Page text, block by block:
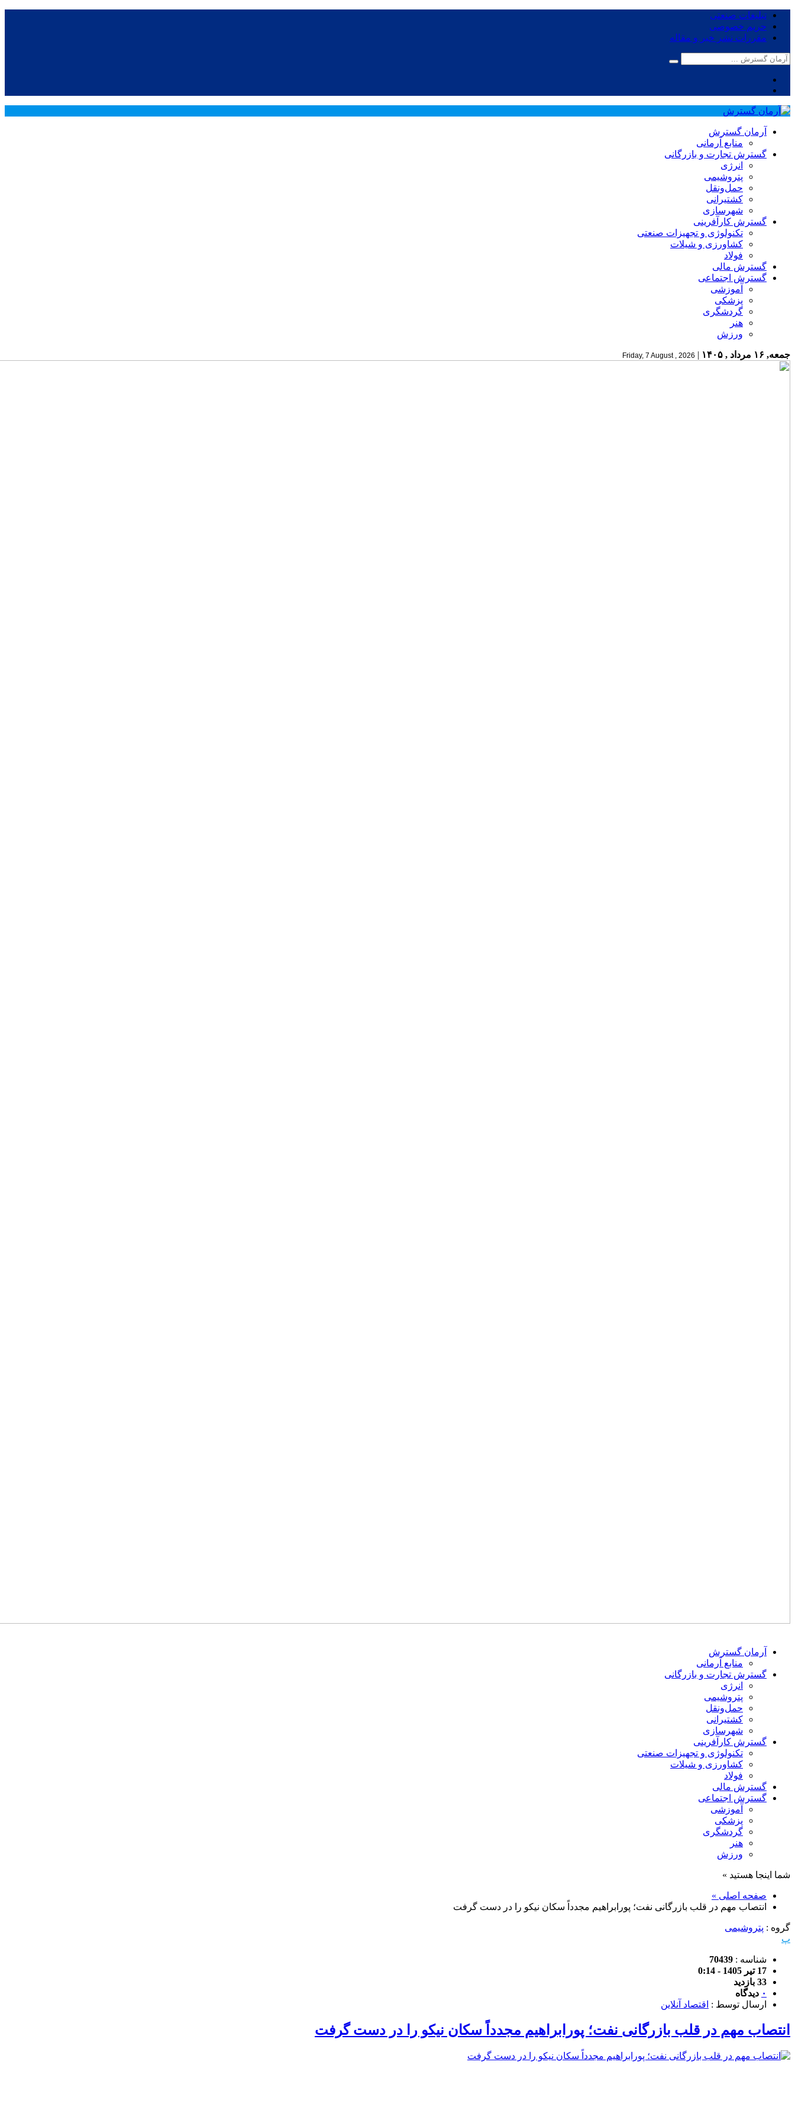
تبلیغات صنعتی
حریم خصوصی
مقررات نشر خبر و مقاله
آرمان گسترش
منابع آرمانی
گسترش تجارت و بازرگانی
انرژی
پتروشیمی
حمل‌و‌نقل
کشتیرانی
شهرسازی
گسترش کارآفرینی
تکنولوژی و تجهیزات صنعتی
کشاورزی و شیلات
فولاد
گسترش مالی
گسترش اجتماعی
آموزشی
پزشکی
گردشگری
هنر
ورزش
جمعه, ۱۶ مرداد , ۱۴۰۵ |
Friday, 7 August , 2026
آرمان گسترش
منابع آرمانی
گسترش تجارت و بازرگانی
انرژی
پتروشیمی
حمل‌و‌نقل
کشتیرانی
شهرسازی
گسترش کارآفرینی
تکنولوژی و تجهیزات صنعتی
کشاورزی و شیلات
فولاد
گسترش مالی
گسترش اجتماعی
آموزشی
پزشکی
گردشگری
هنر
ورزش
شما اینجا هستید »
صفحه اصلی »
انتصاب مهم در قلب بازرگانی نفت؛ پورابراهیم مجدداً سکان نیکو را در دست گرفت
گروه : پتروشیمی
پ
شناسه : 70439
17 تیر 1405 - 0:14
33 بازدید
۰ دیدگاه
ارسال توسط : اقتصاد آنلاین
انتصاب مهم در قلب بازرگانی نفت؛ پورابراهیم مجدداً سکان نیکو را در دست گرفت